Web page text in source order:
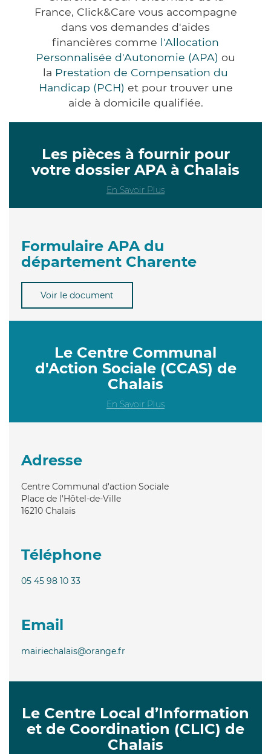
France, Click&Care vous accompagne
dans vos demandes d'aides
financières comme l'Allocation
Personnalisée d'Autonomie (APA) ou
la Prestation de Compensation du
Handicap (PCH) et pour trouver une
aide à domicile qualifiée.
Les pièces à fournir pour
votre dossier APA à Chalais
En Savoir Plus
Formulaire APA du
département Charente
Voir le document
Le Centre Communal
d'Action Sociale (CCAS) de
Chalais
En Savoir Plus
Adresse
Centre Communal d'action Sociale
Place de l'Hôtel-de-Ville
16210 Chalais
Téléphone
05 45 98 10 33
Email
mairiechalais@orange.fr
Le Centre Local d’Information
et de Coordination (CLIC) de
Chalais